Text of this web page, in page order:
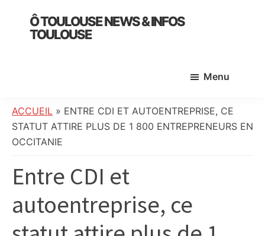
primary
Ô TOULOUSE NEWS & INFOS
TOULOUSE
:
info
locale,
culture,
politique,
météo,
divers
Menu
ACCUEIL » ENTRE CDI ET AUTOENTREPRISE, CE
STATUT ATTIRE PLUS DE 1 800 ENTREPRENEURS EN
OCCITANIE
Entre CDI et
autoentreprise, ce